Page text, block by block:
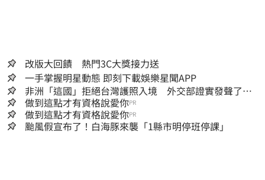
改版大回饋 熱門3C大獎接力送
一手掌握明星動態 即刻下載娛樂星聞APP
非洲「這國」拒絕台灣護照入境 外交部證實發聲了：
持續交涉聯繫
做到這點才有資格說愛你PR
做到這點才有資格說愛你PR
颱風假宣布了！白海豚來襲「1縣市明停班停課」